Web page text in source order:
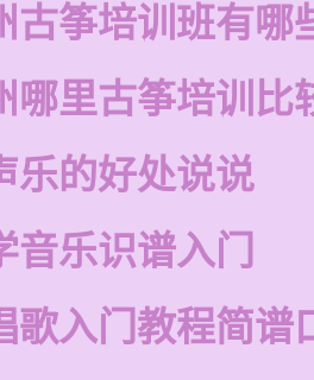
古筝培训班有哪
哪里古筝培训比
乐的好处说说
音乐识谱入门
歌入门教程简谱